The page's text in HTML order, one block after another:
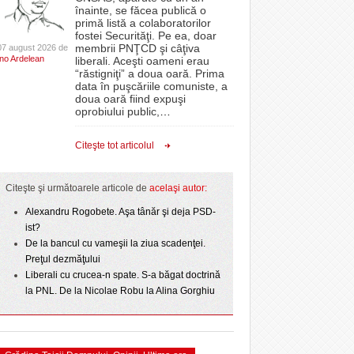
Superliga în
derby-urile
o nou-promovată
- 3 August 2026
Filmul „Ultimul ingredient”, o poveste a
Banatului în competiția internațională Food Film
Menu/VIDEO- 5 August 2026
Aflați secretele Timișoarei în cadrul unui nou tur
gratuit organizat de Asociația Turism Alternativ-
View all
proiectelor derulate de instituție din fonduri
europene/FOTO
ANAF oferă persoanelor fizice posibilitatea să
beneficieze de Declarația Unică 212
precompletată- 25 November 2025
CLIPURI VIDEO
JOCURI ONLINE
DIVERSE
FARMACII DIN
TIMIŞOARA
HARTA TIMIŞOAREI
LICEE, ŞCOLI ŞI
SFATUL MEDICULUI
august 2026 de
Ardelean
înainte, se făcea publică o
primă listă a colaboratorilor
fostei Securităţi. Pe ea, doar
membrii PNŢCD şi câţiva
liberali. Aceşti oameni erau
“răstigniţi” a doua oară. Prima
data în puşcăriile comuniste, a
doua oară fiind expuşi
oprobiului public,
Citeşte tot articolul
Citeşte şi următoarele articole de acelaşi autor:
Alexandru Rogobete. Aşa tânăr şi deja PSD-
ist?
De la bancul cu vameşii la ziua scadenţei.
Preţul dezmăţului
Liberali cu crucea-n spate. S-a băgat doctrină
la PNL. De la Nicolae Robu la Alina Gorghiu